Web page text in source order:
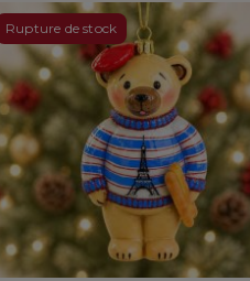
Rupture de stock